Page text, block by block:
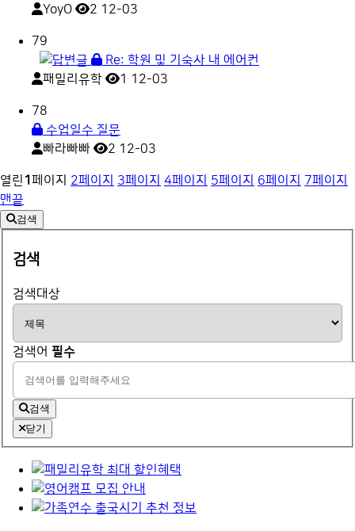
YoyO
2 12-03
79
Re: 학원 및 기숙사 내 에어컨
패밀리유학
1 12-03
78
수업일수 질문
빠라빠빠
2 12-03
열린1페이지 2페이지 3페이지 4페이지 5페이지 6페이지 7페이지
맨끝
검색
검색
검색대상
검색어 필수
검색
닫기